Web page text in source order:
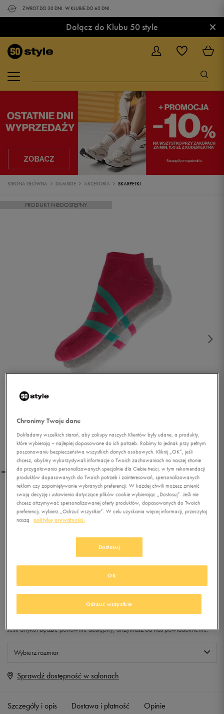
ZWROT DO 30 DNI. W KLUBIE DO 60 DNI.
Dołącz do Klubu 50 style ×
STRONA GŁÓWNA DAMSKIE AKCESORIA SKARPETKI
PRODUKT NIEDOSTĘPNY
UMBRO SKARPETY 3PPK
SNEAKER MIX 6 ROSE
GREY
(0)
Produkt niedostępny
Jeśli artykuł będzie ponownie dostępny, otrzymasz od nas powiadomienie.
Wybierz rozmiar
BR Powiadom o dostępności
M Powiadom o dostępności
Sprawdź dostępność w salonach
Szczegóły i opis Dostawa i płatność Opinie
Chronimy Twoje dane
Dokładamy wszelkich starań, aby zakupy naszych Klientów były udane, a produkty,
które wybierają – najlepiej dopasowane do ich potrzeb. Robimy to jednak przy pełnym
poszanowaniu bezpieczeństwa wszystkich danych osobowych. Kliknij „OK”, jeśli
chcesz, abyśmy wykorzystywali informacje o Twoich zachowaniach na naszej stronie
do przygotowania personalizowanych specjalnie dla Ciebie treści, w tym rekomendacji
produktów dopasowanych do Twoich potrzeb i zainteresowań, spersonalizowanych
reklam czy zapamiętywanie wybranych preferencji. W każdej chwili możesz zmienić
swoją decyzję i ustawienia dotyczące plików cookie wybierając „Dostosuj”. Jeśli nie
chcesz otrzymywać spersonalizowanej oferty produktów, dopasowanych do Twoich
preferencji, wybierz „Odrzuć wszystkie”. W celu uzyskania więcej informacji, przeczytaj
naszą politykę prywatności.
Dostosuj
Odrzuć wszystkie
OK